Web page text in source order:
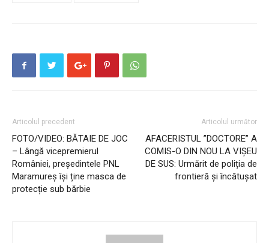
Articolul precedent
FOTO/VIDEO: BĂTAIE DE JOC
– Lângă vicepremierul
României, președintele PNL
Maramureș își ține masca de
protecție sub bărbie
Articolul următor
AFACERISTUL ”DOCTORE” A
COMIS-O DIN NOU LA VIȘEU
DE SUS: Urmărit de poliția de
frontieră și încătușat